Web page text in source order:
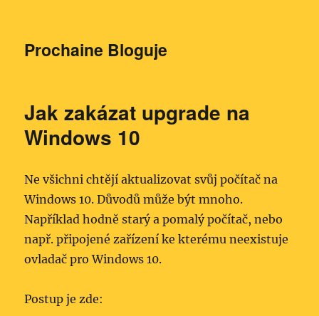
Prochaine Bloguje
Jak zakázat upgrade na
Windows 10
Ne všichni chtějí aktualizovat svůj počítač na
Windows 10. Důvodů může být mnoho.
Například hodně starý a pomalý počítač, nebo
např. připojené zařízení ke kterému neexistuje
ovladač pro Windows 10.
Postup je zde: